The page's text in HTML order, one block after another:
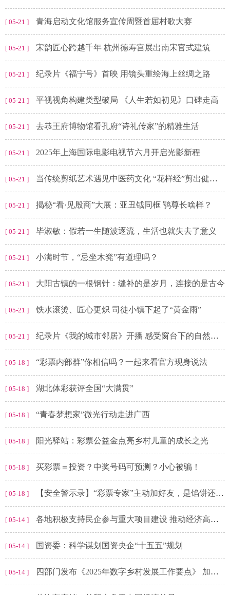
[ 05-21 ] 青海启动文化馆服务宣传周暨首届村歌大赛
[ 05-21 ] 宋韵匠心跨越千年 杭州德寿宫展出南宋官式建筑
[ 05-21 ] 纪录片《福宁号》首映 用镜头重绘海上丝绸之路
[ 05-21 ] 平视视角构建类型破局 《人生若如初见》口碑走高
[ 05-21 ] 去恭王府博物馆看孔府“诗礼传家”的精雅生活
[ 05-21 ] 2025年上海国际电影电视节六月开启光影新程
[ 05-21 ] 当传统剪纸艺术遇见中医药文化 “花样经”剪出健康之美
[ 05-21 ] 揭秘“看·见殷商”大展：亚丑钺同框 鸮尊长啥样？
[ 05-21 ] 毕淑敏：假若一生随波逐流，生活也就失去了意义
[ 05-21 ] 小满时节，“忌坐木凳”有道理吗？
[ 05-21 ] 大阳古镇的一根钢针：缝补的是岁月，连接的是古今
[ 05-21 ] 铁水滚烫、匠心更炽 司徒小镇下起了“黄金雨”
[ 05-21 ] 纪录片《我的城市邻居》开播 感受窗台下的自然生态
[ 05-18 ] “彩票内部群”你相信吗？一起来看官方现身说法
[ 05-18 ] 湖北体彩获评全国“大满贯”
[ 05-18 ] “青春梦想家”微光行动走进广西
[ 05-18 ] 阳光驿站：彩票公益金点亮乡村儿童的成长之光
[ 05-18 ] 买彩票＝投资？中奖号码可预测？小心被骗！
[ 05-18 ] 【安全警示录】“彩票专家”主动加好友，是馅饼还是陷阱？
[ 05-14 ] 各地积极支持民企参与重大项目建设 推动经济高质量发展
[ 05-14 ] 国资委：科学谋划国资央企“十五五”规划
[ 05-14 ] 四部门发布《2025年数字乡村发展工作要点》 加快推进智慧农业发展